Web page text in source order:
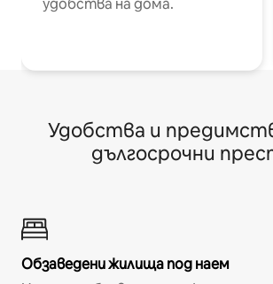
удобства на дома.
Удобства и
дългосрочни
Обзаведени жилища под наем